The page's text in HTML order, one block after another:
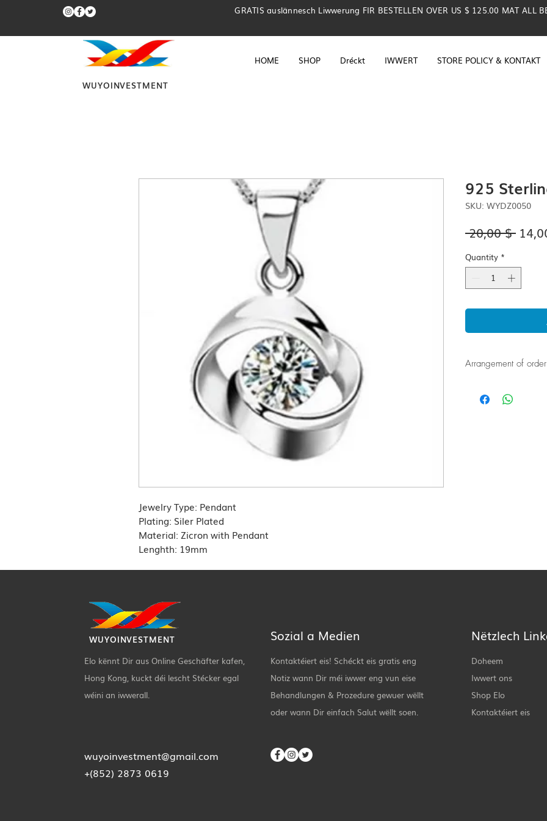
HOME SHOP Dréckt IWWERT STORE POLICY & KONTAKT
GRATIS auslännesch Liwwerung FIR BESTELLEN OVER US $ 125.00 MAT ALL
WUYOINVESTMENT
Jewelry Type: Pendant
Plating: Siler Plated
Material: Zicron with Pendant
Lenghth: 19mm
925
SKU: WYDZ0050
20,00 $
Quantity *
Arrangement of order
delivery. Our
WUYOINVESTMENT
Elo kënnt Dir aus Online Geschäfter kafen,
Hong Kong, kuckt déi lescht Stécker egal
wéini an iwwerall.
wuyoinvestment@gmail.com
+(852) 2873 0619
Sozial a Medien
Kontaktéiert eis! Schéckt eis gratis eng
Notiz wann Dir méi iwwer eng vun eise
Behandlungen & Prozedure gewuer wëllt
oder wann Dir einfach Salut wëllt soen.
Nëtzlech
Doheem
Iwwert ons
Shop Elo
Kontaktéiert eis